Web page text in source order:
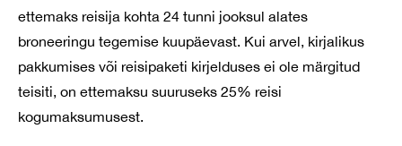
ettemaks reisija kohta 24 tunni jooksul alates
broneeringu tegemise kuupäevast. Kui arvel, kirjalikus
pakkumises või reisipaketi kirjelduses ei ole märgitud
teisiti, on ettemaksu suuruseks 25% reisi
kogumaksumusest.